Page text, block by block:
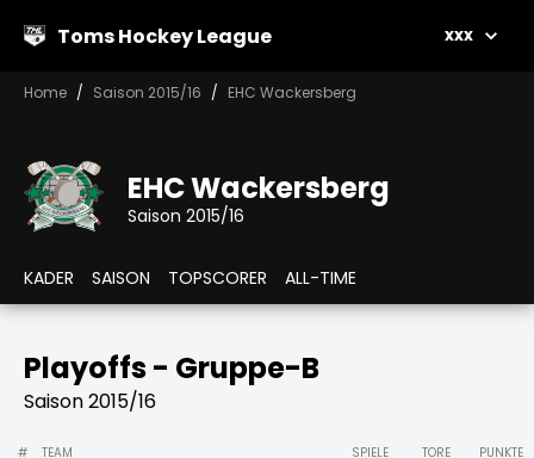
Toms Hockey League xxx
Home Saison 2015/16 EHC Wackersberg
EHC Wackersberg
Saison 2015/16
KADER SAISON TOPSCORER ALL-TIME
Playoffs - Gruppe-B
Saison 2015/16
# TEAM SPIELE TORE PUNKTE